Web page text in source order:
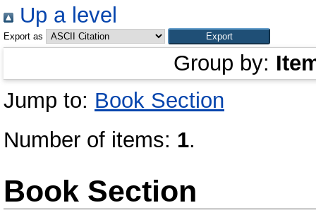
Up a level
Export as
Group by:
Jump to: Book Section
Number of items: 1.
Book Section